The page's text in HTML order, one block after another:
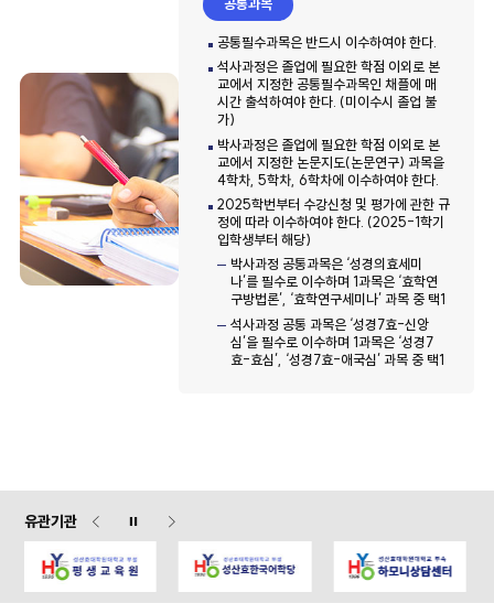
공통과목
공통필수과목은 반드시 이수하여야 한다.
석사과정은 졸업에 필요한 학점 이외로 본
교에서 지정한 공통필수과목인 채플에 매
시간 출석하여야 한다. (미이수시 졸업 불
가)
박사과정은 졸업에 필요한 학점 이외로 본
교에서 지정한 논문지도(논문연구) 과목을
4학차, 5학차, 6학차에 이수하여야 한다.
2025학번부터 수강신청 및 평가에 관한 규
정에 따라 이수하여야 한다. (2025-1학기
입학생부터 해당)
박사과정 공통과목은 ‘성경의효세미
나’를 필수로 이수하며 1과목은 ‘효학연
구방법론’, ‘효학연구세미나’ 과목 중 택1
석사과정 공통 과목은 ‘성경7효-신앙
심’을 필수로 이수하며 1과목은 ‘성경7
효-효심’, ‘성경7효-애국심’ 과목 중 택1
유관기관